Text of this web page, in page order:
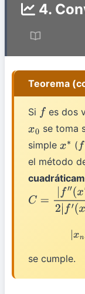
4.
Teorema
Si f es dos
x0 se toma
simple x∗ (f(
el método
C=|f″ (x∗)|2|
se cumple.